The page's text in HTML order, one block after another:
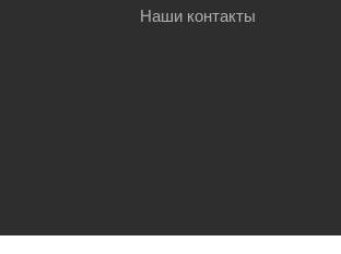
Наши контакты